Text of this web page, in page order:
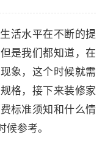
活水平在不断的提
是我们都知道，在
象，这个时候就需
格，接下来装修家
标准须知和什么情
参考。